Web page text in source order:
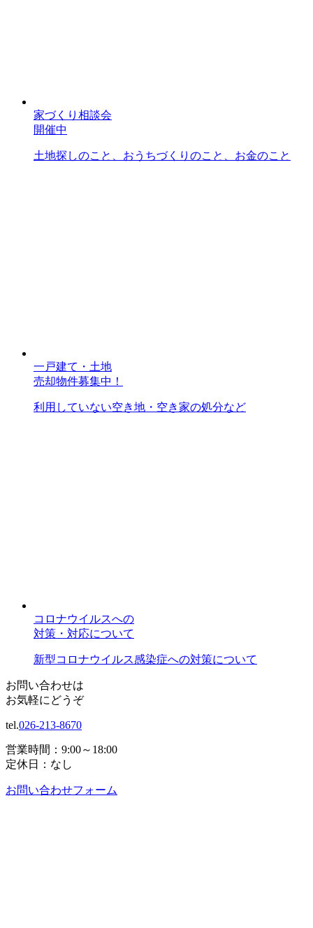
家づくり相談会
開催中
土地探しのこと、おうちづくりのこと、お金のこと
一戸建て・土地
売却物件募集中！
利用していない空き地・空き家の処分など
コロナウイルスへの
対策・対応について
新型コロナウイルス感染症への対策について
お問い合わせは
お気軽にどうぞ
tel.026-213-8670
営業時間：9:00～18:00
定休日：なし
お問い合わせフォーム